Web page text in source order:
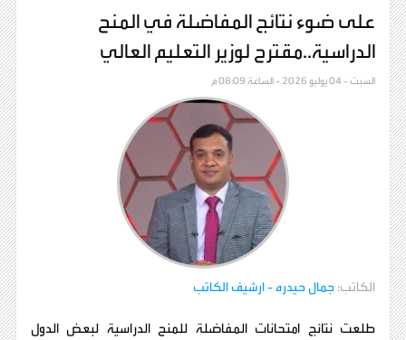
على ضوء نتائج المفاضلة في المنح
الدراسية..مقترح لوزير التعليم العالي
السبت - 04 يوليو 2026 - الساعة 08:09 م
الكاتب: جمال حيدره- ارشيف الكاتب
طلعت نتائج امتحانات المفاضلة للمنح الدراسية لبعض الدول